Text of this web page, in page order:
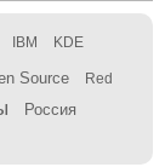
IBM KDE
Source Red
Россия